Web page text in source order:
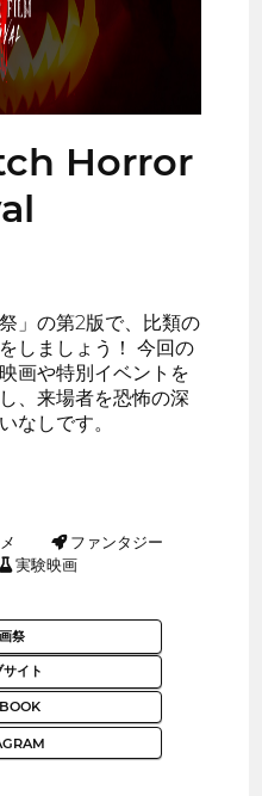
Horror
」の第2版で、比類の
しましょう！ 今回の
画や特別イベントを
、来場者を恐怖の深
なしです。
ファンタジー
実験映画
祭
イト